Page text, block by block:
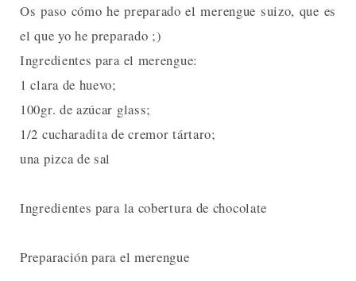
Os paso cómo he preparado el merengue suizo, que es
el que yo he preparado ;)
Ingredientes para el merengue:
1 clara de huevo;
100gr. de azúcar glass;
1/2 cucharadita de cremor tártaro;
una pizca de sal
Ingredientes para la cobertura de chocolate
Preparación para el merengue